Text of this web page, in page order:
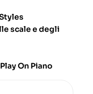
scale e degli
On Piano